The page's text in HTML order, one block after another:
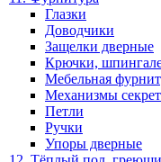
Глазки
Доводчики
Защелки дверные
Крючки,
Мебельная
Механизмы
Петли
Ручки
Упоры дверные